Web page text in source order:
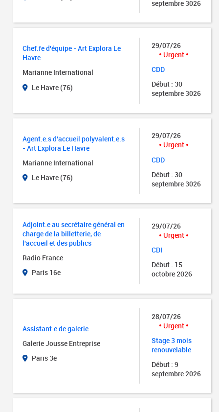
septembre 3026
Chef.fe d'équipe - Art Explora Le
Havre
Marianne International
Le Havre (76)
29/07/26
Urgent
CDD
Début : 30
septembre 3026
Agent.e.s d'accueil polyvalent.e.s
- Art Explora Le Havre
Marianne International
Le Havre (76)
29/07/26
Urgent
CDD
Début : 30
septembre 3026
Adjoint.e au secrétaire général en
charge de la billetterie, de
l'accueil et des publics
Radio France
Paris 16e
29/07/26
Urgent
CDI
Début : 15
octobre 2026
Assistant·e de galerie
Galerie Jousse Entreprise
Paris 3e
28/07/26
Urgent
Stage 3 mois
renouvelable
Début : 9
septembre 2026